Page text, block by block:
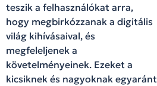
teszik a felhasználókat arra,
hogy megbirkózzanak a digitális
világ kihívásaival, és
megfeleljenek a
követelményeinek. Ezeket a
kicsiknek és nagyoknak egyaránt